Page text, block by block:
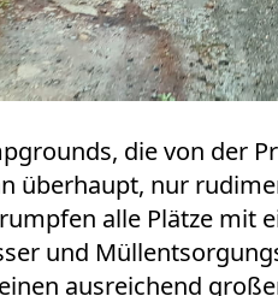
die von der
überhaupt, nur
alle Plätze
und
ausreichend